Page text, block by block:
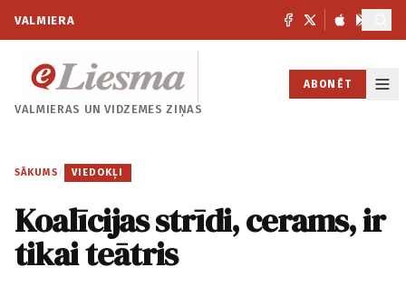
VALMIERA
VALMIERAS UNVIDZEMES ZIŅAS
ABONĒT
SĀKUMS / VIEDOKĻI
Koalīcijas strīdi, cerams, ir
tikai teātris